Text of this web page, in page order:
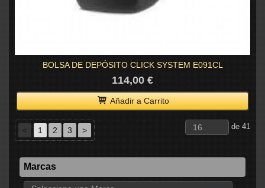
Marcas
BOLSA DE DEPÓSITO CLICK SYSTEM E091CL
114,00 €
Añadir a Carrito
< 1 2 3 > de 41